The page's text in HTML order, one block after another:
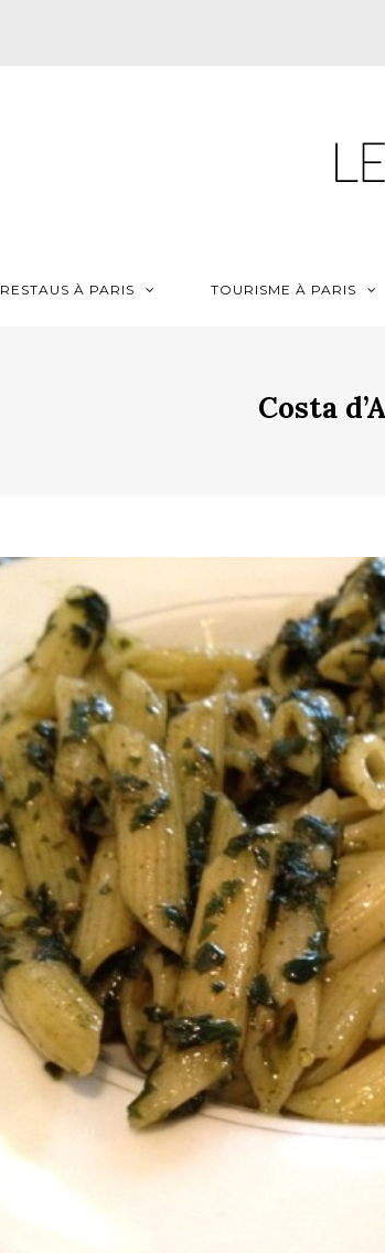
RESTAUS À PARIS TOURISME À PARIS
Costa